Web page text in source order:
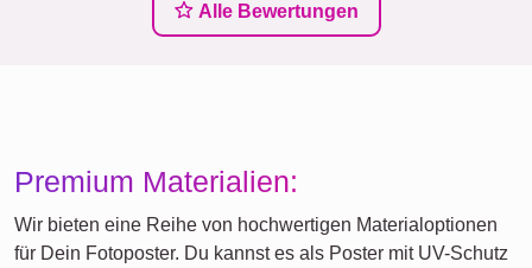
Alle Bewertungen
Premium Materialien:
Wir bieten eine Reihe von hochwertigen Materialoptionen
für Dein Fotoposter. Du kannst es als Poster mit UV-Schutz